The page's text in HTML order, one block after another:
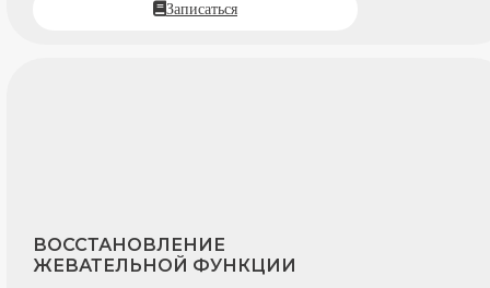
Записаться
ВОССТАНОВЛЕНИЕ
ЖЕВАТЕЛЬНОЙ ФУНКЦИИ